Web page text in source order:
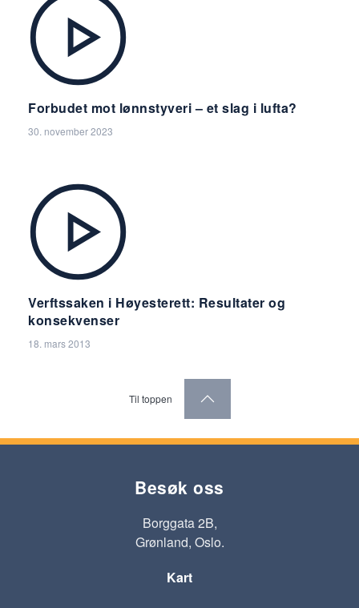
Forbudet mot lønnstyveri – et slag i lufta?
30. november 2023
Verftssaken i Høyesterett: Resultater og
konsekvenser
18. mars 2013
Til toppen
Besøk oss
Borggata 2B,
Grønland, Oslo.
Kart